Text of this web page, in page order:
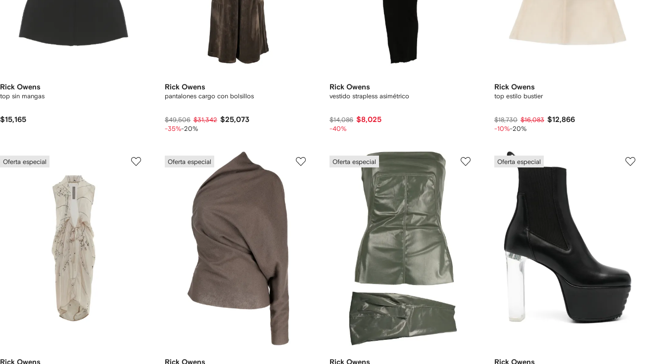
Rick Owens
top sin mangas
$15,165
Rick Owens
pantalones cargo con bolsillos
$49,506 $31,342 $25,073
-35%-20%
Rick Owens
vestido strapless asimétrico
$14,086 $8,025
-40%
Rick Owens
top estilo bustier
$18,730 $16,083 $12,866
-10%-20%
Oferta especial
Rick Owens
Oferta especial
Rick Owens
Oferta especial
Rick Owens
Oferta especial
Rick Owens